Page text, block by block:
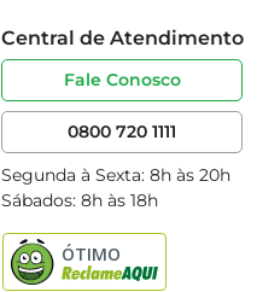
Central de Atendimento
Fale Conosco
0800 720 1111
Segunda à Sexta: 8h às 20h
Sábados: 8h às 18h